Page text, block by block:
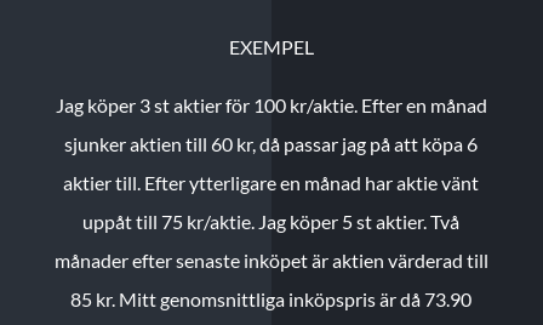
EXEMPEL
Jag köper 3 st aktier för 100 kr/aktie. Efter en månad
sjunker aktien till 60 kr, då passar jag på att köpa 6
aktier till. Efter ytterligare en månad har aktie vänt
uppåt till 75 kr/aktie. Jag köper 5 st aktier.Två
månader efter senaste inköpet är aktien värderad till
85 kr. Mitt genomsnittliga inköpspris är då 73.90